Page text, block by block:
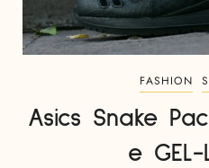
FASHION
Asics Snake
e